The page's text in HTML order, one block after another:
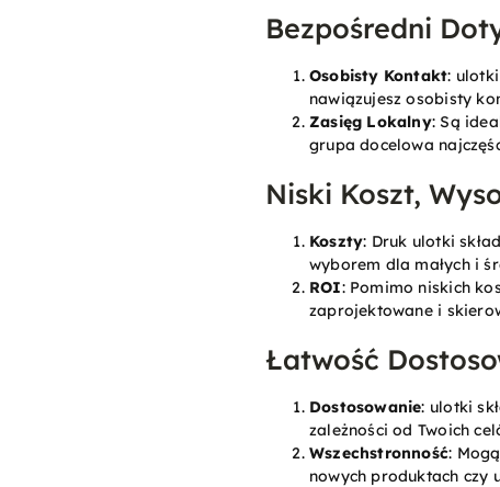
Bezpośredni
Osobisty Kontakt:
nawiązujesz osobisty
Zasięg Lokalny: Są
grupa docelowa
Niski Koszt,
Koszty: Druk ulotki
wyborem dla małych i
ROI: Pomimo niskich
zaprojektowane i
Łatwość
Dostosowanie: ulotki
zależności od Twoich
Wszechstronność:
nowych produktach czy